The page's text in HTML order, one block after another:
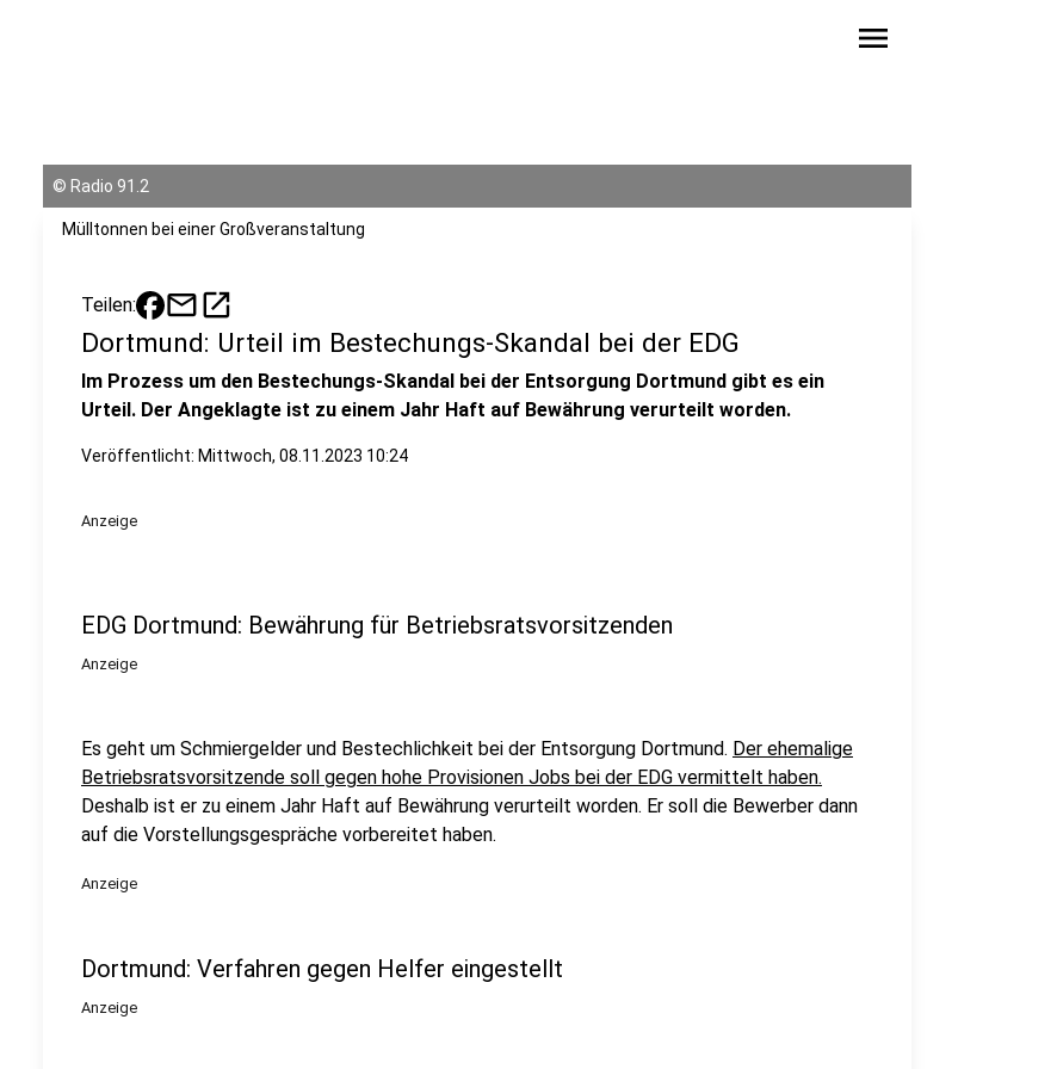
menu
© Radio 91.2
Mülltonnen bei einer Großveranstaltung
Teilen: mailopen_in_new
Dortmund: Urteil im Bestechungs-Skandal bei der EDG
Im Prozess um den Bestechungs-Skandal bei der Entsorgung Dortmund gibt es ein
Urteil. Der Angeklagte ist zu einem Jahr Haft auf Bewährung verurteilt worden.
Veröffentlicht: Mittwoch, 08.11.2023 10:24
Anzeige
EDG Dortmund: Bewährung für Betriebsratsvorsitzenden
Anzeige
Es geht um Schmiergelder und Bestechlichkeit bei der Entsorgung Dortmund. Der ehemalige
Betriebsratsvorsitzende soll gegen hohe Provisionen Jobs bei der EDG vermittelt haben.
Deshalb ist er zu einem Jahr Haft auf Bewährung verurteilt worden. Er soll die Bewerber dann
auf die Vorstellungsgespräche vorbereitet haben.
Anzeige
Dortmund: Verfahren gegen Helfer eingestellt
Anzeige